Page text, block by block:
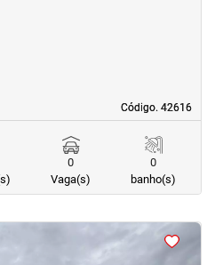
Código. 42616
Código. 42616
0
Vaga(s)
0
banho(s)